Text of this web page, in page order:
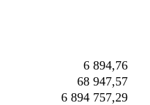
6 894,76
68 947,57
6 894 757,29